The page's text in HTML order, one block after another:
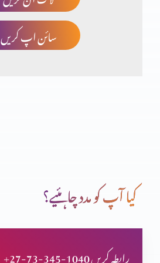
آنحضرت پر ایمان
خدا ایک ہے یا تین ؟
سائن اپ کریں
کیا آپ کو مدد چاہئیے؟
+27-73-345-1040 رابطہ کریں